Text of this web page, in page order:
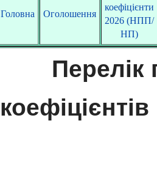
Головна Оголошення
коефіцієнти
2026 (НПП/
НП)
Перелік